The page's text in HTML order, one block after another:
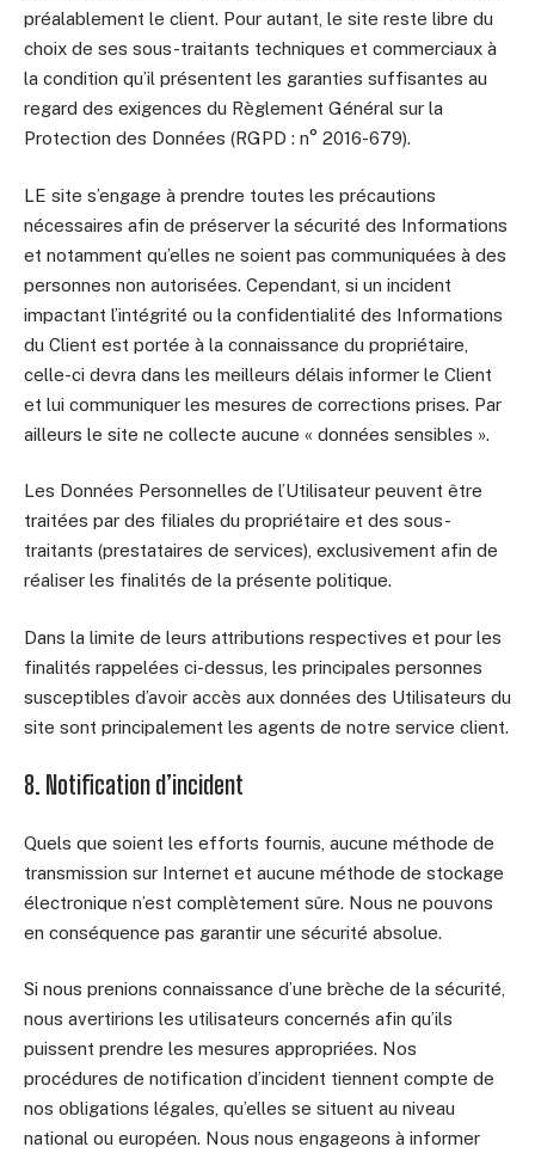
préalablement le client. Pour autant, le site reste libre du
choix de ses sous-traitants techniques et commerciaux à
la condition qu’il présentent les garanties suffisantes au
regard des exigences du Règlement Général sur la
Protection des Données (RGPD : n° 2016-679).
LE site s’engage à prendre toutes les précautions
nécessaires afin de préserver la sécurité des Informations
et notamment qu’elles ne soient pas communiquées à des
personnes non autorisées. Cependant, si un incident
impactant l’intégrité ou la confidentialité des Informations
du Client est portée à la connaissance du propriétaire,
celle-ci devra dans les meilleurs délais informer le Client
et lui communiquer les mesures de corrections prises. Par
ailleurs le site ne collecte aucune « données sensibles ».
Les Données Personnelles de l’Utilisateur peuvent être
traitées par des filiales du propriétaire et des sous-
traitants (prestataires de services), exclusivement afin de
réaliser les finalités de la présente politique.
Dans la limite de leurs attributions respectives et pour les
finalités rappelées ci-dessus, les principales personnes
susceptibles d’avoir accès aux données des Utilisateurs du
site sont principalement les agents de notre service client.
8. Notification d’incident
Quels que soient les efforts fournis, aucune méthode de
transmission sur Internet et aucune méthode de stockage
électronique n’est complètement sûre. Nous ne pouvons
en conséquence pas garantir une sécurité absolue.
Si nous prenions connaissance d’une brèche de la sécurité,
nous avertirions les utilisateurs concernés afin qu’ils
puissent prendre les mesures appropriées. Nos
procédures de notification d’incident tiennent compte de
nos obligations légales, qu’elles se situent au niveau
national ou européen. Nous nous engageons à informer